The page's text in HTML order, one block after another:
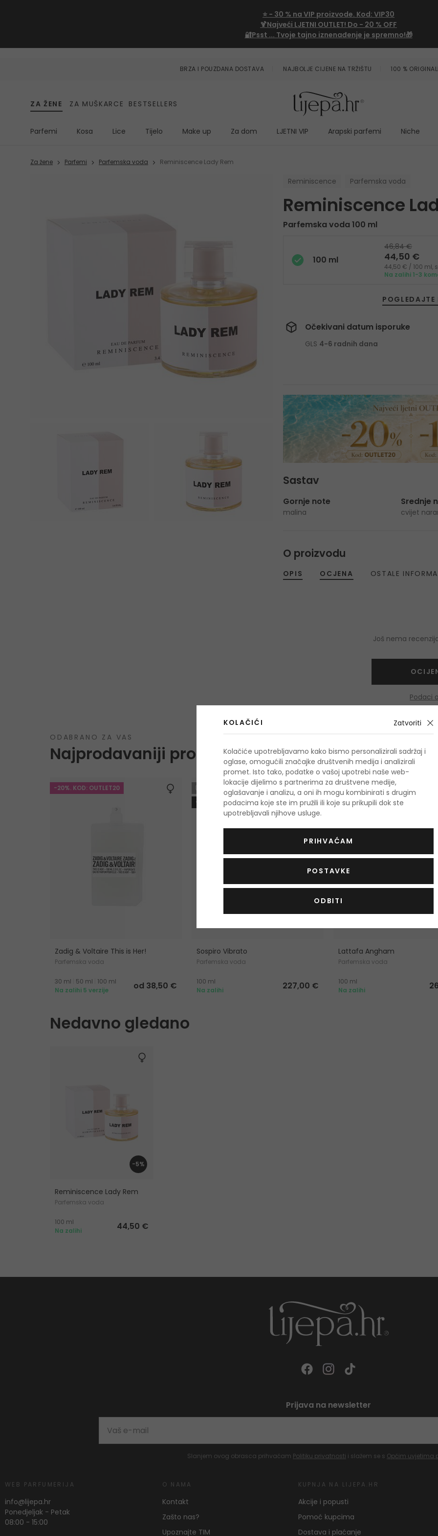
⭐ - 30 % na VIP proizvode. Kod: VIP30
🍹Najveći LJETNI OUTLET! Do - 20 % OFF
🔐Psst ... Tvoje tajno iznenađenje je spremno!🎁
BRZA I POUZDANA DOSTAVA NAJBOLJE CIJENE NA TRŽIŠTU 100 %
ZA ŽENE ZA MUŠKARCE BESTSELLERS
Parfemi Kosa Lice Tijelo Make up Za dom LJETNI VIP Arapski parfemi Niche
Za žene Parfemi Parfemska voda Reminiscence Lady Rem
Reminiscence Parfemska voda
Reminiscence
Parfemska voda 100 ml
100 ml
46,84 €
44,50 €
44,50 € / 100 ml,
Na zalihi 1-3
POGLEDAJTE
Očekivani datum isporuke
GLS 4-6 radnih dana
Sastav
Gornje note
malina
Srednje
cvijet
O proizvodu
OPIS OCJENA
Još nema
Podaci
OSTALE
ODABRANO ZA VAS
Najprodavaniji proizvodi
-20%. KOD: OUTLET20
Zadig & Voltaire This is Her!
Parfemska voda
30 ml 50 ml
100 ml
Na zalihi 5 verzije
od 38,50 €
-10%. KOD: OUTLET10
Sospiro Vibrato
Parfemska voda
100 ml
Na zalihi
227,00 €
-10%. KOD: OUTLET10
Lattafa Angham
Parfemska voda
100 ml
Na zalihi
Nedavno gledano
-5%
Reminiscence Lady Rem
Parfemska voda
100 ml
Na zalihi
44,50 €
Prijava na newsletter
Slanjem ovog obrasca prihvaćam Politiku privatnosti i slažem se s Općim uvjetima
WEB PARFUMERIJA
info@lijepa.hr
Ponedjeljak - Petak
08:00 - 15:00
O NAMA
Kontakt
Zašto nas?
Upoznajte TIM
KUPNJA NA LIJEPA.HR
Akcije i popusti
Pomoć kupcima
Dostava i plaćanje
KOLAČIĆI Zatvoriti
Kolačiće upotrebljavamo kako bismo personalizirali sadržaj i
oglase, omogućili značajke društvenih medija i analizirali
promet. Isto tako, podatke o vašoj upotrebi naše web-
lokacije dijelimo s partnerima za društvene medije,
oglašavanje i analizu, a oni ih mogu kombinirati s drugim
podacima koje ste im pružili ili koje su prikupili dok ste
upotrebljavali njihove usluge.
PRIHVAĆAM
POSTAVKE
ODBITI